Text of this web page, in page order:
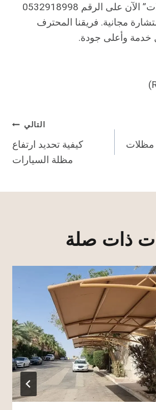
الرياض للمقاولات” الآن على الرقم 0532918998
مجانية. فريقنا المحترف
وأعلى جودة.
مظلات
التالي
كيفية تحديد ارتفاع
مظلة السيارات
ذات صلة